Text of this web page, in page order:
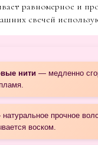
равномерное и
свечей
нити — медленно
прочное
воском.